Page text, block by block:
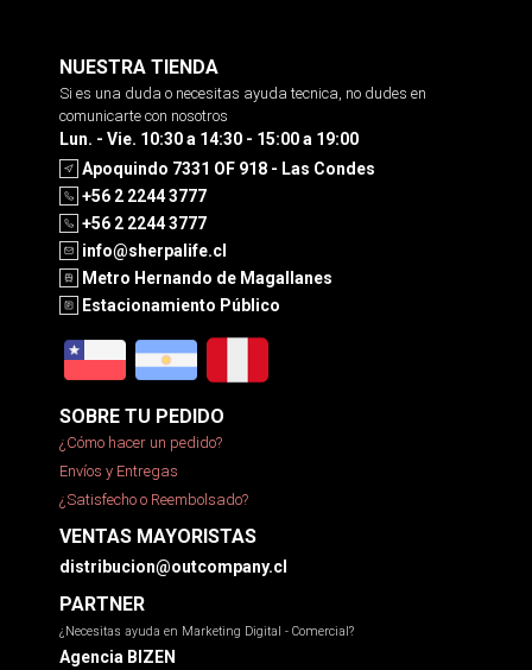
NUESTRA TIENDA
Si es una duda o necesitas ayuda tecnica, no dudes en
comunicarte con nosotros
Lun. - Vie. 10:30 a 14:30 - 15:00 a 19:00
Apoquindo 7331 OF 918 - Las Condes
+56 2 2244 3777
+56 2 2244 3777
info@sherpalife.cl
Metro Hernando de Magallanes
Estacionamiento Público
SOBRE TU PEDIDO
¿Cómo hacer un pedido?
Envíos y Entregas
¿Satisfecho o Reembolsado?
VENTAS MAYORISTAS
distribucion@outcompany.cl
PARTNER
¿Necesitas ayuda en Marketing Digital - Comercial?
Agencia BIZEN